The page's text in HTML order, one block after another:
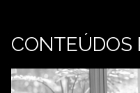
CONTEÚDOS